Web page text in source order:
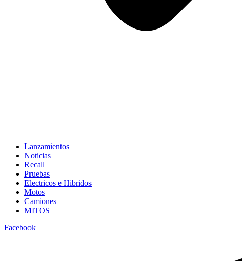
Lanzamientos
Noticias
Recall
Pruebas
Electricos e Hibridos
Motos
Camiones
MITOS
Facebook